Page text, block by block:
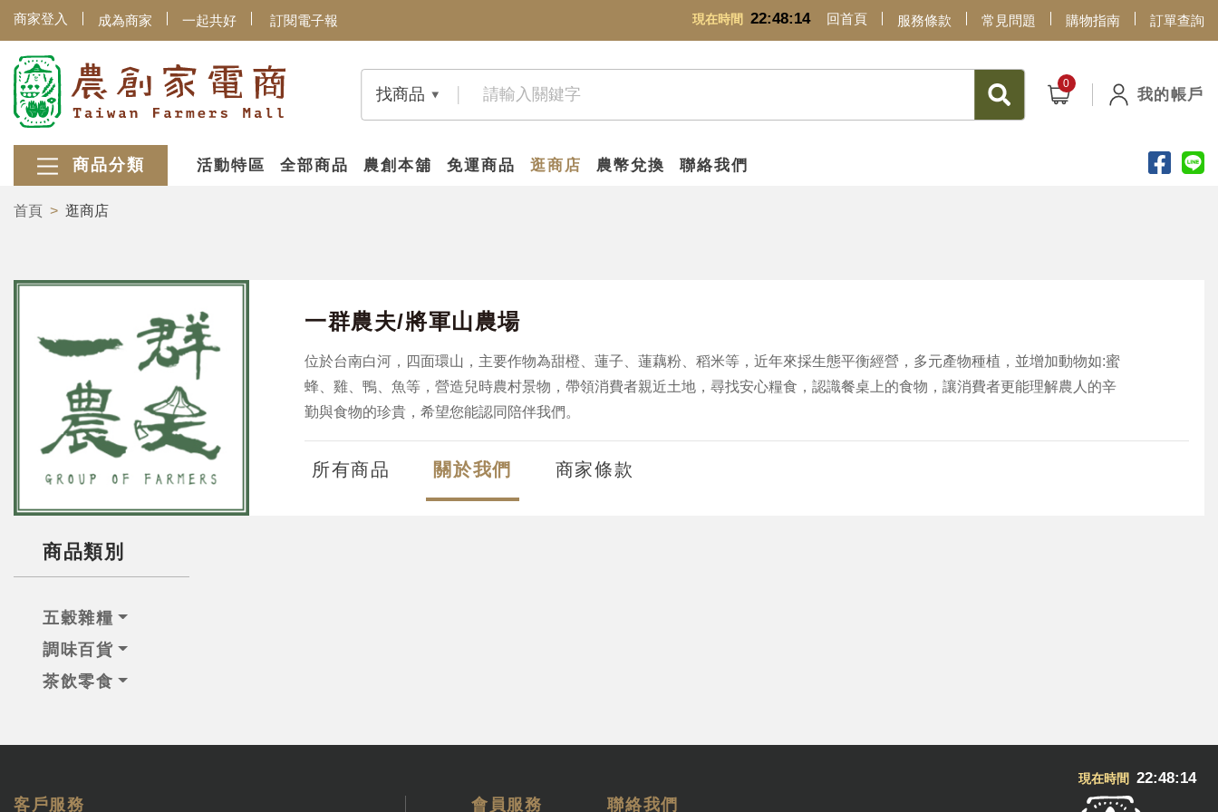
現在時間 22:48:15
商家登入 成為商家 一起共好 訂閱電子報 回首頁 服務條款 常見問題 購物指南 訂單查詢
找商品 我的帳戶
商品分類 活動特區 全部商品 農創本舖 免運商品 逛商店 農幣兌換 聯絡我們
首頁 逛商店
一群農夫/將軍山農場
位於台南白河，四面環山，主要作物為甜橙、蓮子、蓮藕粉、稻米等，近年來採生態平衡經營，多元產物種植，並增加動物如:蜜
蜂、雞、鴨、魚等，營造兒時農村景物，帶領消費者親近土地，尋找安心糧食，認識餐桌上的食物，讓消費者更能理解農人的辛
勤與食物的珍貴，希望您能認同陪伴我們。
所有商品 關於我們 商家條款
商品類別
五穀雜糧
調味百貨
茶飲零食
現在時間 22:48:15
客戶服務 會員服務 聯絡我們